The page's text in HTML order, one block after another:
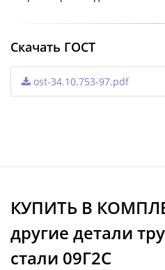
Скачать ГОСТ
ost-34.10.753-97.pdf
КУПИТЬ В
другие детали
стали 09Г2С